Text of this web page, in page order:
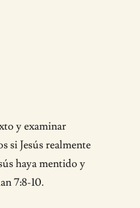
y examinar
si Jesús realmente
haya mentido y
7:8-10.